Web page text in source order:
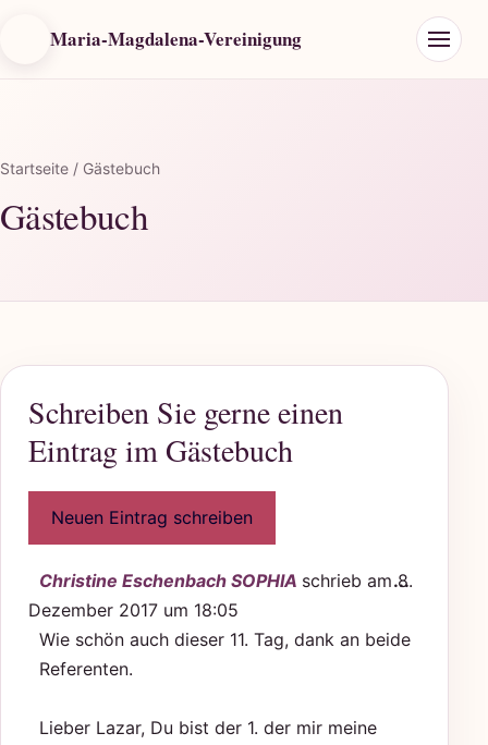
Maria-Magdalena-Vereinigung
Startseite / Gästebuch
Gästebuch
Schreiben Sie gerne einen
Eintrag im Gästebuch
Christine Eschenbach SOPHIA schrieb am8.
Dezember 2017 um 18:05
Wie schön auch dieser 11. Tag, dank an beide
Referenten.
Lieber Lazar, Du bist der 1. der mir meine
...Diese